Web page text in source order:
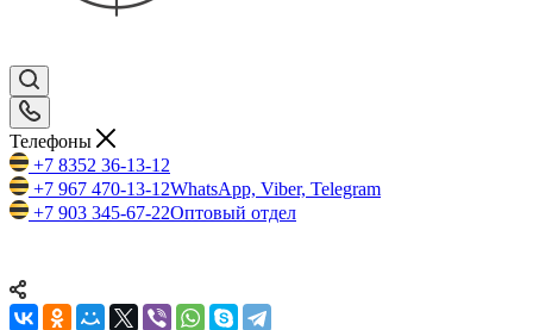
Телефоны
+7 8352 36-13-12
+7 967 470-13-12WhatsApp, Viber, Telegram
+7 903 345-67-22Оптовый отдел